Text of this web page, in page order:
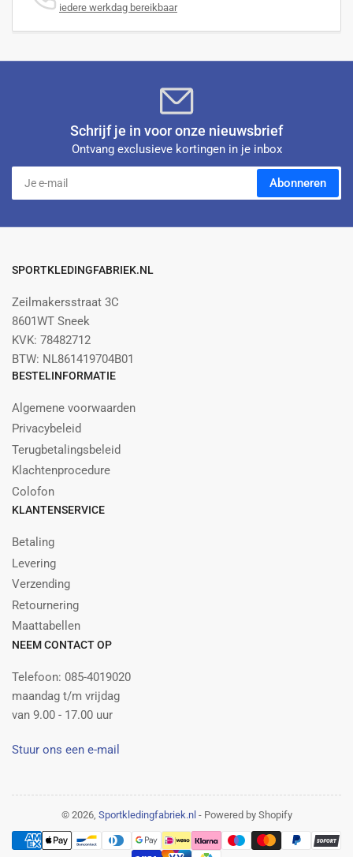
iedere werkdag bereikbaar
Schrijf je in voor onze nieuwsbrief
Ontvang exclusieve kortingen in je inbox
Je
mail
Abonneren
SPORTKLEDINGFABRIEK.NL
Zeilmakersstraat 3C
8601WT Sneek
KVK: 78482712
BTW: NL861419704B01
BESTELINFORMATIE
Algemene voorwaarden
Privacybeleid
Terugbetalingsbeleid
Klachtenprocedure
Colofon
KLANTENSERVICE
Betaling
Levering
Verzending
Retournering
Maattabellen
NEEM CONTACT OP
Telefoon: 085-4019020
maandag t/m vrijdag
van 9.00 - 17.00 uur
Stuur ons een e-mail
© 2026, Sportkledingfabriek.nl- Powered by Shopify
Betalingsmethoden